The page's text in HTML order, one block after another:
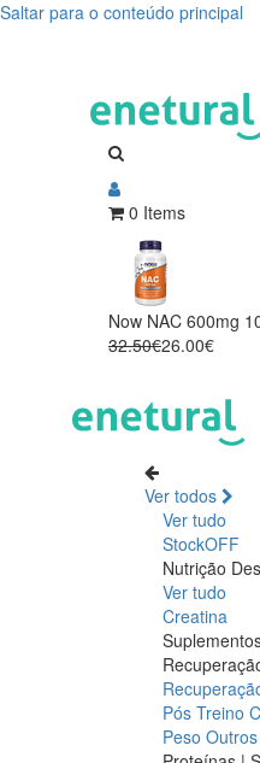
Saltar para o conteúdo principal
0 Items
Now NAC 600mg
32.50€26.00€
Ver todos
Ver tudo
StockOFF
Nutrição
Ver tudo
Creatina
Pós Treino
Peso